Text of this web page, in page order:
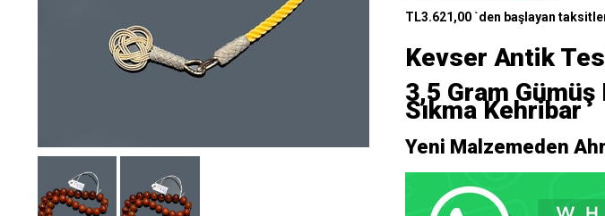
TL3.621,00`den başlayan
Kevser Antik
3,5 Gram
Sıkma Kehribar
Yeni Malzemeden